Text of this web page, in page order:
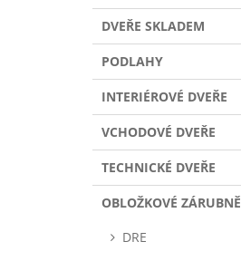
DVEŘE SKLADEM
PODLAHY
INTERIÉROVÉ DVEŘE
VCHODOVÉ DVEŘE
TECHNICKÉ DVEŘE
OBLOŽKOVÉ ZÁRUBNĚ
DRE